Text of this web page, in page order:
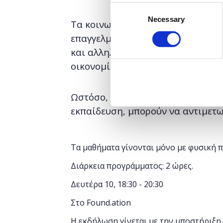
Necessary
Τα κοινωνικά δίκτυα έχουν
επαγγελματική ζωή μας. Έχουν
και αλληλεπιδρούμε με τους
οικονομία και την κοινωνία σε
Ωστόσο, κρύβουν και
εκπαίδευση, μπορούν να
Τα μαθήματα γίνονται μόνο με φυσική
Διάρκεια προγράμματος: 2 ώρες.
Δευτέρα 10, 18:30 - 20:30
Στο Found.ation